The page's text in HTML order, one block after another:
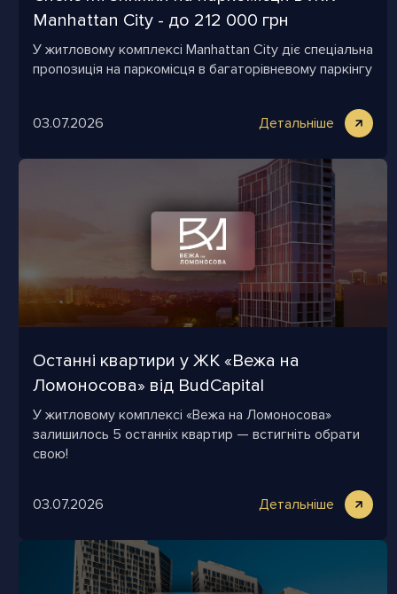
Manhattan City - до 212 000 грн
У житловому комплексі Manhattan City діє спеціальна
пропозиція на паркомісця в багаторівневому паркінгу
03.07.2026 Детальніше
Останні квартири у ЖК «Вежа на
Ломоносова» від BudCapital
У житловому комплексі «Вежа на Ломоносова»
залишилось 5 останніх квартир — встигніть обрати
свою!
03.07.2026 Детальніше